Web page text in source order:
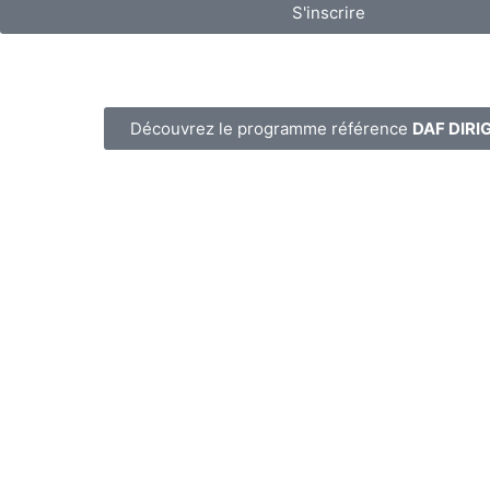
S'inscrire
Découvrez le programme référence DAF